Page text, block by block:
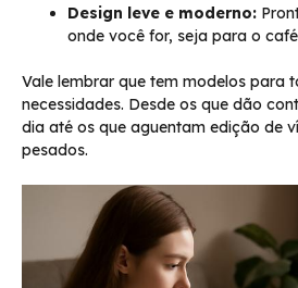
Design leve e moderno:
onde você for, seja para o
Vale lembrar que tem modelos para
necessidades. Desde os que dão
dia até os que aguentam edição de
pesados.